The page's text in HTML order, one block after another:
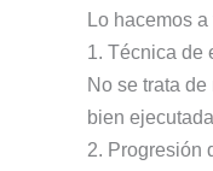
Lo hacemos
1. Técnica de
No se trata
bien
2. Progresión